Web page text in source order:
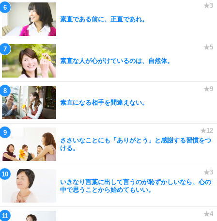
素直である前に、正直であれ。
素直な人が心がけているのは、自然体。
素直になる相手を間違えない。
ささいなことにも「ありがとう」と感謝する習慣をつ
ける。
いきなり言葉に出して言うのが恥ずかしいなら、心の
中で思うことから始めてもいい。